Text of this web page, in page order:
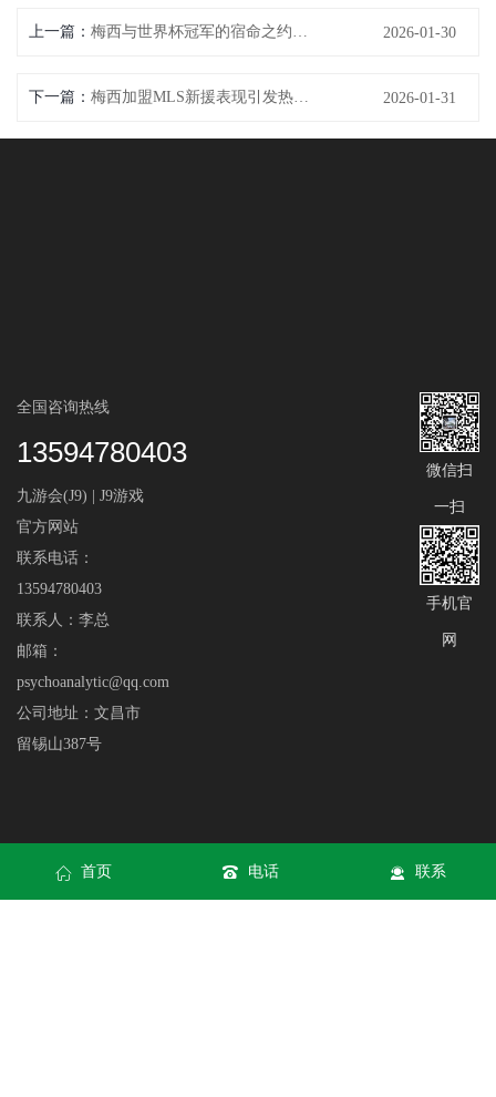
上一篇： 2026-01-30
下一篇： 2026-01-31
全国咨询热线
13594780403
九游会(J9) | J9游戏
官方网站
联系电话：
13594780403
联系人：李总
邮箱：
psychoanalytic@qq.com
公司地址：文昌市
留锡山387号
微信扫
一扫
手机官
网
首页 电话 联系